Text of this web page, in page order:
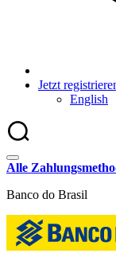
Jetzt
English
Alle
Banco do Brasil